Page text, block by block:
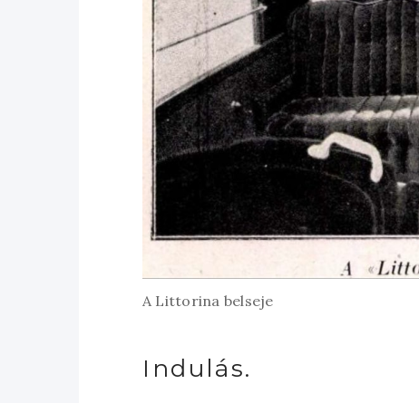
A Littorina belseje
Indulás.